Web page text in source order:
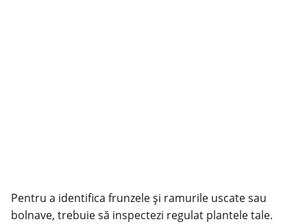
Pentru a identifica frunzele și ramurile uscate sau
bolnave, trebuie să inspectezi regulat plantele tale.